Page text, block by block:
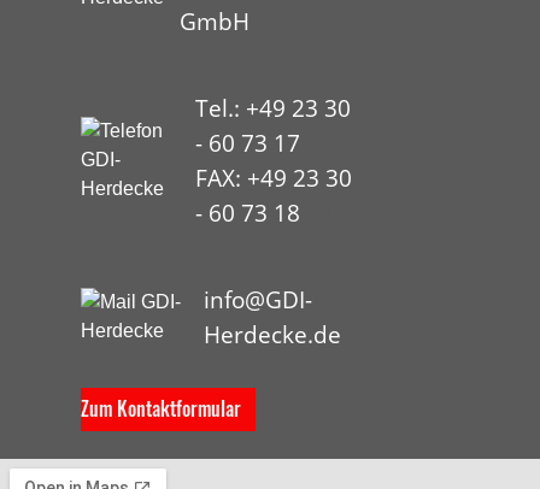
GmbH
Tel.: +49 23 30
- 60 73 17
FAX: +49 23 30
- 60 73 18
info@GDI-
Herdecke.de
Zum Kontaktformular